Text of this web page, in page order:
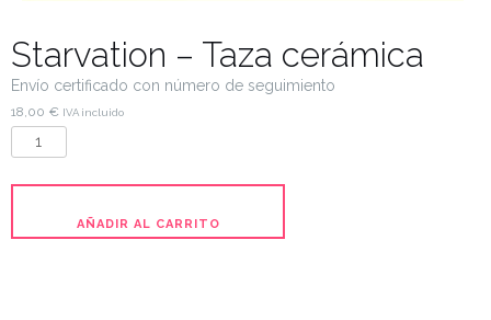
Starvation – Taza cerámica
Envío certificado con número de seguimiento
18,00 € IVA incluido
AÑADIR AL CARRITO